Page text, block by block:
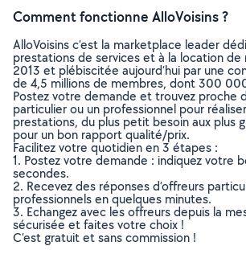
Comment fonctionne AlloVoisins ?
AlloVoisins c’est la marketplace leader
prestations de services et à la location
2013 et plébiscitée aujourd’hui par une
de 4,5 millions de membres, dont 300
Postez votre demande et trouvez proche
particulier ou un professionnel pour
prestations, du plus petit besoin aux plus
pour un bon rapport qualité/prix.
Facilitez votre quotidien en 3 étapes :
1. Postez votre demande : indiquez votre
secondes.
2. Recevez des réponses d’offreurs
professionnels en quelques minutes.
3. Echangez avec les offreurs depuis la
sécurisée et faites votre choix !
C’est gratuit et sans commission !